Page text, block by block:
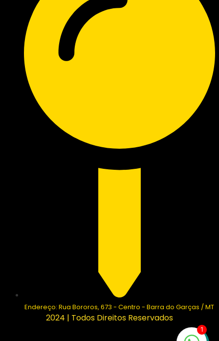
Endereço: Rua Bororos, 673 - Centro - Barra do Garças / MT
2024 | Todos Direitos Reservados
1